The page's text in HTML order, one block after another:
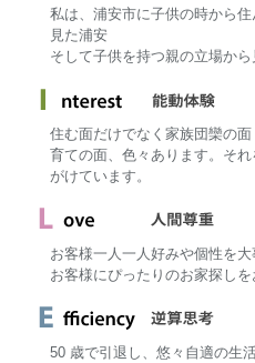
私は、浦安市に子供の時から
見た浦安
そして子供を持つ親の立場から
住む面だけでなく家族団欒の
育ての面、色々あります。そ
がけています。
お客様一人一人好みや個性を大
お客様にぴったりのお家探しを
50 歳で引退し、悠々自適の生